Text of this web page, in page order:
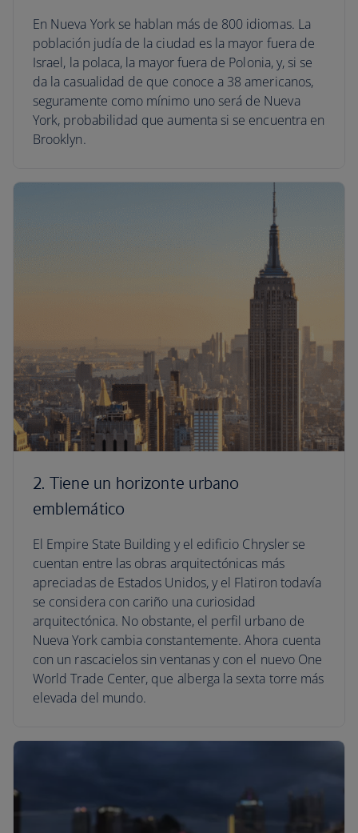
En Nueva York se hablan más de 800 idiomas. La
población judía de la ciudad es la mayor fuera de
Israel, la polaca, la mayor fuera de Polonia, y, si se
da la casualidad de que conoce a 38 americanos,
seguramente como mínimo uno será de Nueva
York, probabilidad que aumenta si se encuentra en
Brooklyn.
2. Tiene un horizonte urbano
emblemático
El Empire State Building y el edificio Chrysler se
cuentan entre las obras arquitectónicas más
apreciadas de Estados Unidos, y el Flatiron todavía
se considera con cariño una curiosidad
arquitectónica. No obstante, el perfil urbano de
Nueva York cambia constantemente. Ahora cuenta
con un rascacielos sin ventanas y con el nuevo One
World Trade Center, que alberga la sexta torre más
elevada del mundo.